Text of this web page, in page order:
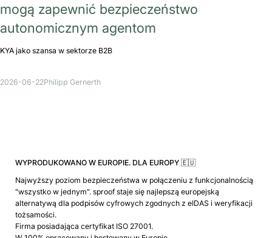
mogą zapewnić bezpieczeństwo
autonomicznym agentom
KYA jako szansa w sektorze B2B
2026-06-22Philipp Gernerth
WYPRODUKOWANO W EUROPIE. DLA EUROPY 🇪🇺
Najwyższy poziom bezpieczeństwa w połączeniu z funkcjonalnością
"wszystko w jednym". sproof staje się najlepszą europejską
alternatywą dla podpisów cyfrowych zgodnych z eIDAS i weryfikacji
tożsamości.
Firma posiadająca certyfikat ISO 27001.